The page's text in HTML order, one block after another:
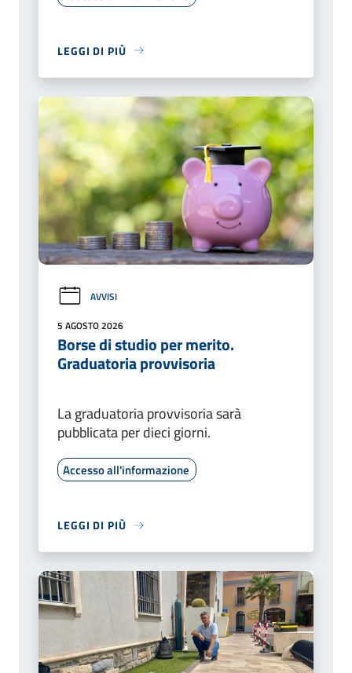
LEGGI DI PIÙ
AVVISI
5 AGOSTO 2026
Borse di studio per merito.
Graduatoria provvisoria
La graduatoria provvisoria sarà
pubblicata per dieci giorni.
Accesso all'informazione
LEGGI DI PIÙ